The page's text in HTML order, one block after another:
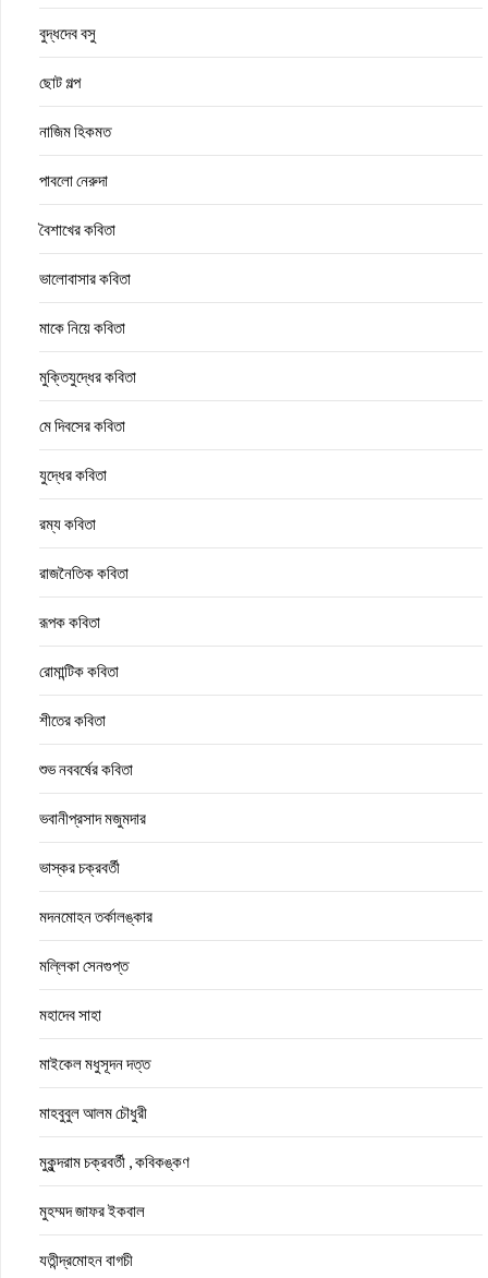
বুদ্ধদেব বসু
ছোট গল্প
নাজিম হিকমত
পাবলো নেরুদা
বৈশাখের কবিতা
ভালোবাসার কবিতা
মাকে নিয়ে কবিতা
মুক্তিযুদ্ধের কবিতা
মে দিবসের কবিতা
যুদ্ধের কবিতা
রম্য কবিতা
রাজনৈতিক কবিতা
রূপক কবিতা
রোমান্টিক কবিতা
শীতের কবিতা
শুভ নববর্ষের কবিতা
ভবানীপ্রসাদ মজুমদার
ভাস্কর চক্রবর্তী
মদনমোহন তর্কালঙ্কার
মল্লিকা সেনগুপ্ত
মহাদেব সাহা
মাইকেল মধুসূদন দত্ত
মাহবুবুল আলম চৌধুরী
মুকুন্দরাম চক্রবর্তী , কবিকঙ্কণ
মুহম্মদ জাফর ইকবাল
যতীন্দ্রমোহন বাগচী